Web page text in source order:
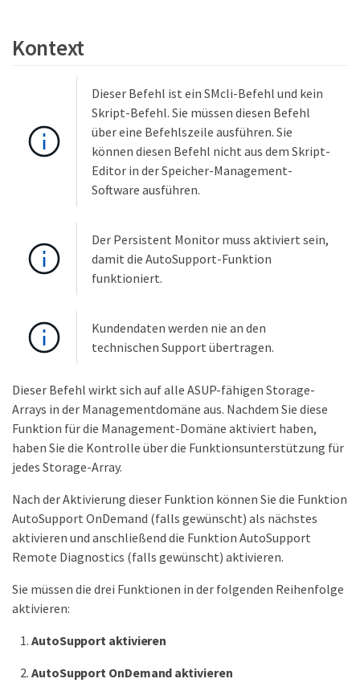
Kontext
Dieser Befehl ist ein SMcli-Befehl und kein
Skript-Befehl. Sie müssen diesen Befehl
über eine Befehlszeile ausführen. Sie
können diesen Befehl nicht aus dem Skript-
Editor in der Speicher-Management-
Software ausführen.
Der Persistent Monitor muss aktiviert sein,
damit die AutoSupport-Funktion
funktioniert.
Kundendaten werden nie an den
technischen Support übertragen.
Dieser Befehl wirkt sich auf alle ASUP-fähigen Storage-
Arrays in der Managementdomäne aus. Nachdem Sie diese
Funktion für die Management-Domäne aktiviert haben,
haben Sie die Kontrolle über die Funktionsunterstützung für
jedes Storage-Array.
Nach der Aktivierung dieser Funktion können Sie die Funktion
AutoSupport OnDemand (falls gewünscht) als nächstes
aktivieren und anschließend die Funktion AutoSupport
Remote Diagnostics (falls gewünscht) aktivieren.
Sie müssen die drei Funktionen in der folgenden Reihenfolge
aktivieren:
AutoSupport aktivieren
AutoSupport OnDemand aktivieren